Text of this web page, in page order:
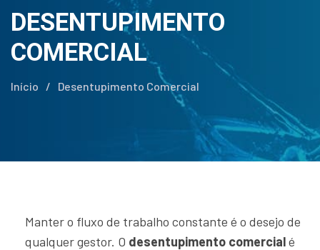
DESENTUPIMENTO
COMERCIAL
Início / Desentupimento Comercial
Manter o fluxo de trabalho constante é o desejo de
qualquer gestor. O desentupimento comercialé